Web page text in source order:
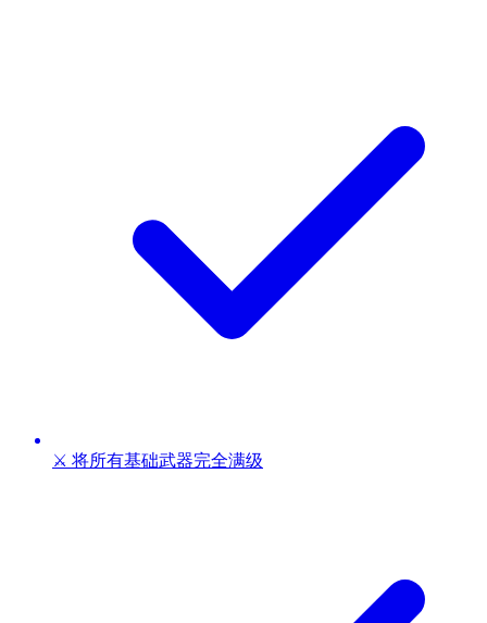
⚔️ 将所有基础武器完全满级